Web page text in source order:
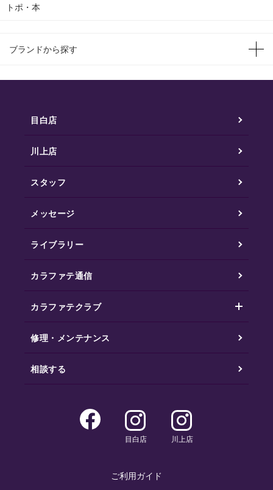
トポ・本
ブランドから探す
目白店
川上店
スタッフ
メッセージ
ライブラリー
カラファテ通信
カラファテクラブ
修理・メンテナンス
相談する
目白店 川上店
ご利用ガイド